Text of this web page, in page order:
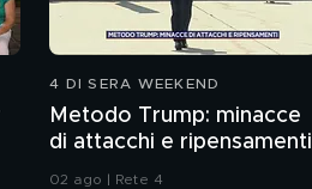
4 DI SERA WEEKEND
Metodo Trump: minacce
di attacchi e ripensamenti
02 ago | Rete 4